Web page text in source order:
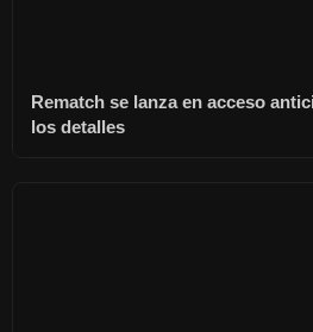
Rematch se lanza en acceso
los detalles